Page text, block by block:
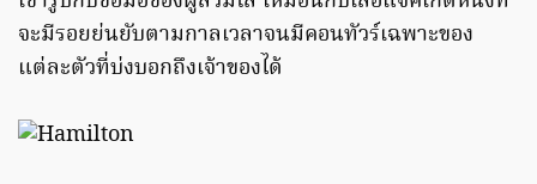
จะมีรอยย่นยับตามกาลเวลาจนมีคอนทัวร์เฉพาะของ
แต่ละตัวที่บ่งบอกถึงเจ้าของได้